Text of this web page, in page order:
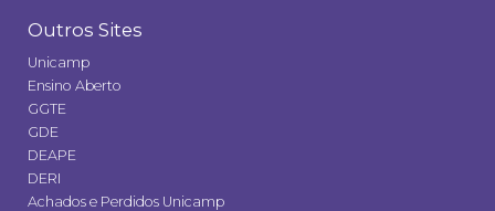
Outros Sites
Unicamp
Ensino Aberto
GGTE
GDE
DEAPE
DERI
Achados e Perdidos Unicamp